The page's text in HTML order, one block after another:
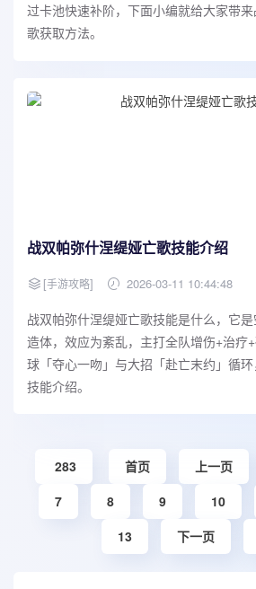
过卡池快速补阶，下面小编就给大家带
歌获取方法。
战双帕弥什涅缇娅亡歌技能介绍
[手游攻略] 2026-03-11 10:44:48
战双帕弥什涅缇娅亡歌技能是什么，它
造体，效应为紊乱，主打全队增伤+治疗
球「夺心一吻」与大招「赴亡末约」循
技能介绍。
283 首页 上一页
7
8 9 10
13
下一页